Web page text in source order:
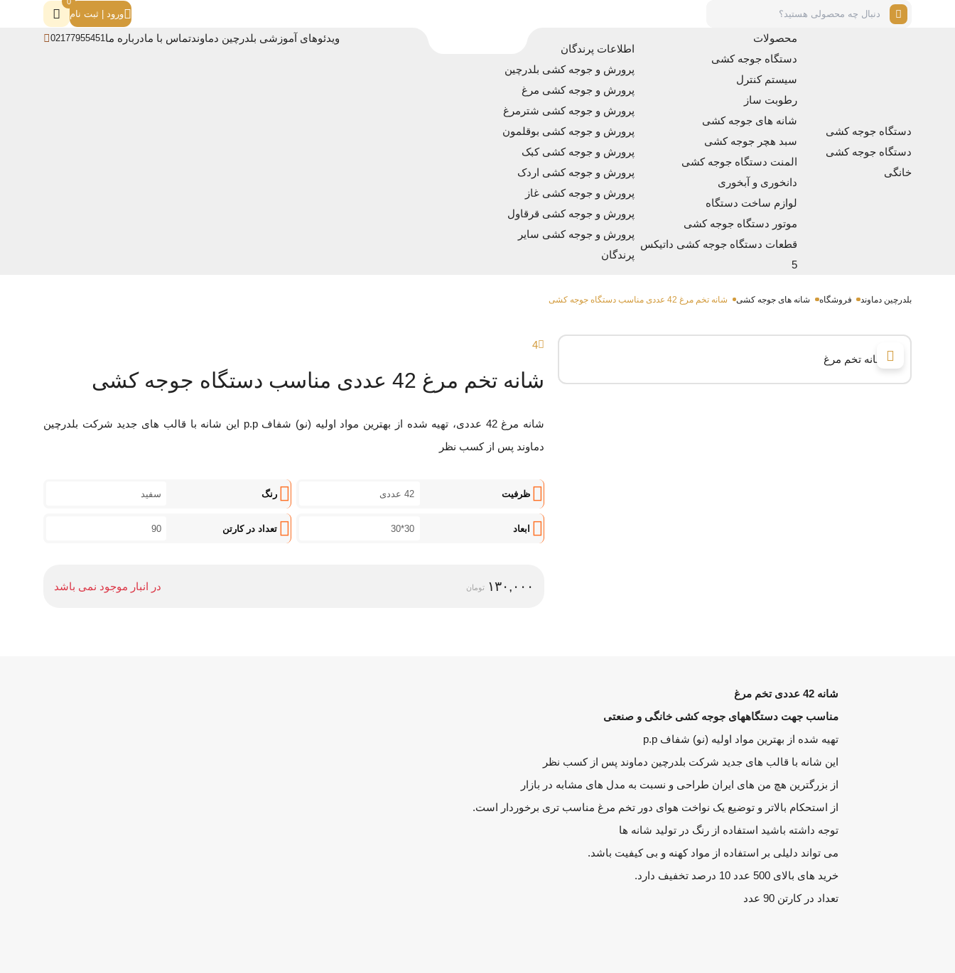
ورود | ثبت نام
دستگاه جوجه کشی
دستگاه جوجه کشی
خانگی
محصولات
دستگاه جوجه کشی
سیستم کنترل
رطوبت ساز
شانه های جوجه کشی
سبد هچر جوجه کشی
المنت دستگاه جوجه کشی
دانخوری و آبخوری
لوازم ساخت دستگاه
موتور دستگاه جوجه کشی
قطعات دستگاه جوجه کشی داتیکس
5
اطلاعات پرندگان
پرورش و جوجه کشی بلدرچین
پرورش و جوجه کشی مرغ
پرورش و جوجه کشی شترمرغ
پرورش و جوجه کشی بوقلمون
پرورش و جوجه کشی کبک
پرورش و جوجه کشی اردک
پرورش و جوجه کشی غاز
پرورش و جوجه کشی قرقاول
پرورش و جوجه کشی سایر
پرندگان
ویدئوهای آموزشی بلدرچین دماوندتماس با مادرباره ما 02177955451
بلدرچین دماوند فروشگاه شانه های جوجه کشی شانه تخم مرغ 42 عددی مناسب دستگاه جوجه کشی
4
شانه تخم مرغ 42 عددی مناسب دستگاه جوجه کشی
شانه مرغ 42 عددی، تهیه شده از بهترین مواد اولیه (نو) شفاف p.p این شانه با قالب های جدید شرکت بلدرچین
دماوند پس از کسب نظر
ظرفیت 42 عددی رنگ سفید
ابعاد 30*30 تعداد در کارتن 90
۱۳۰,۰۰۰ تومان در انبار موجود نمی باشد
شانه 42 عددی تخم مرغ
مناسب جهت دستگاههای جوجه کشی خانگی و صنعتی
تهیه شده از بهترین مواد اولیه (نو) شفاف p.p
این شانه با قالب های جدید شرکت بلدرچین دماوند پس از کسب نظر
از بزرگترین هچ من های ایران طراحی و نسبت به مدل های مشابه در بازار
از استحکام بالاتر و توضیع یک نواخت هوای دور تخم مرغ مناسب تری برخوردار است.
توجه داشته باشید استفاده از رنگ در تولید شانه ها
می تواند دلیلی بر استفاده از مواد کهنه و بی کیفیت باشد.
خرید های بالای 500 عدد 10 درصد تخفیف دارد.
تعداد در کارتن 90 عدد